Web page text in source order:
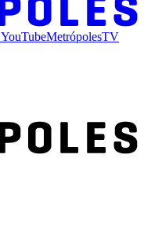
YouTubeMetrópolesTV